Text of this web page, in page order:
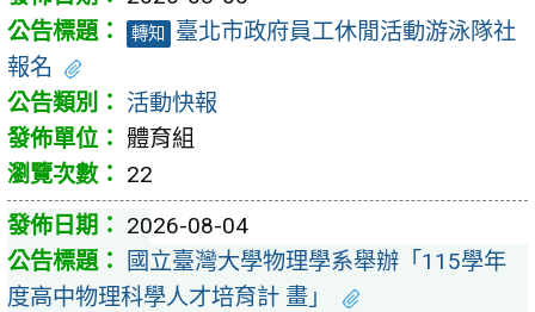
轉知
臺北市政府員工休閒活動游泳隊社
報名
活動快報
體育組
22
2026-08-04
國立臺灣大學物理學系舉辦「115學年
度高中物理科學人才培育計 畫」